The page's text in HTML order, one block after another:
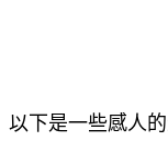
以下是一些感人的